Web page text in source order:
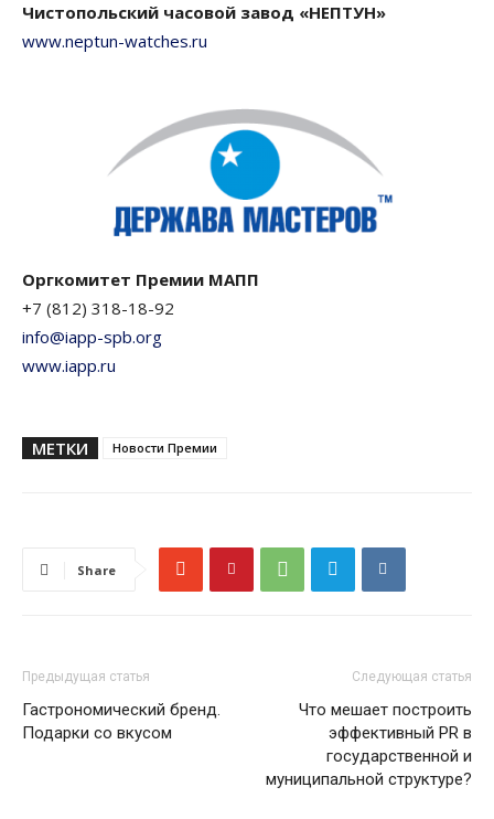
Чистопольский часовой завод «НЕПТУН»
www.neptun-watches.ru
Оргкомитет Премии МАПП
+7 (812) 318-18-92
info@iapp-spb.org
www.iapp.ru
МЕТКИ Новости Премии
Share
Предыдущая статья
Гастрономический бренд.
Подарки со вкусом
Следующая статья
Что мешает построить
эффективный PR в
государственной и
муниципальной структуре?